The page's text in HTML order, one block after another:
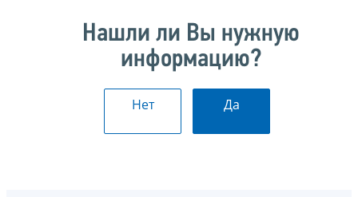
Нашли ли Вы нужную
информацию?
Нет Да